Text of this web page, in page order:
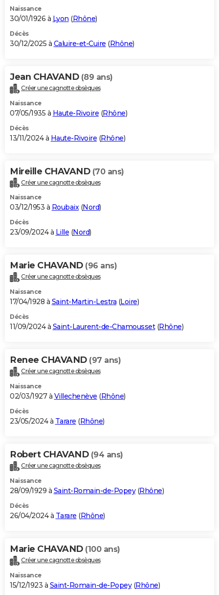
Naissance
30/01/1926 à Lyon (Rhône)
Décès
30/12/2025 à Caluire-et-Cuire (Rhône)
Jean CHAVAND (89 ans)
Créer une cagnotte obsèques
Naissance
07/05/1935 à Haute-Rivoire (Rhône)
Décès
13/11/2024 à Haute-Rivoire (Rhône)
Mireille CHAVAND (70 ans)
Créer une cagnotte obsèques
Naissance
03/12/1953 à Roubaix(Nord)
Décès
23/09/2024 à Lille (Nord)
Marie CHAVAND (96 ans)
Créer une cagnotte obsèques
Naissance
17/04/1928 à Saint-Martin-Lestra (Loire)
Décès
11/09/2024 à Saint-Laurent-de-Chamousset(Rhône)
Renee CHAVAND (97 ans)
Créer une cagnotte obsèques
Naissance
02/03/1927 à Villechenève (Rhône)
Décès
23/05/2024 à Tarare (Rhône)
Robert CHAVAND (94 ans)
Créer une cagnotte obsèques
Naissance
28/09/1929 à Saint-Romain-de-Popey(Rhône)
Décès
26/04/2024 à Tarare (Rhône)
Marie CHAVAND (100 ans)
Créer une cagnotte obsèques
Naissance
15/12/1923 à Saint-Romain-de-Popey(Rhône)